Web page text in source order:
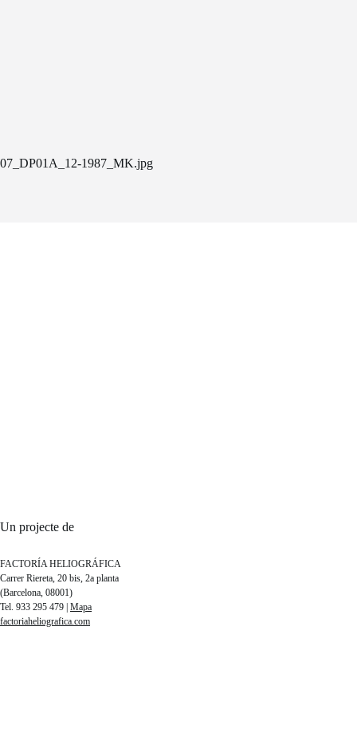
07_DP01A_12-1987_MK.jpg
Un projecte de
FACTORÍA HELIOGRÁFICA
Carrer Riereta, 20 bis, 2a planta
(Barcelona, 08001)
Tel. 933 295 479 | Mapa
factoriaheliografica.com